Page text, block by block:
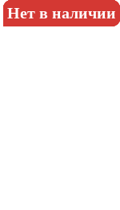
Нет в наличии
Нет в наличии
Нет в наличии
Нет в наличии
Нет в наличии
Нет в наличии
Нет в наличии